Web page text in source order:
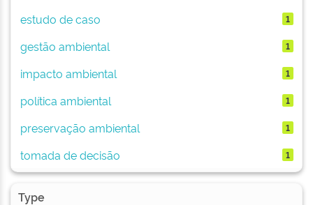
estudo de caso 1
gestão ambiental 1
impacto ambiental 1
política ambiental 1
preservação ambiental 1
tomada de decisão 1
Type